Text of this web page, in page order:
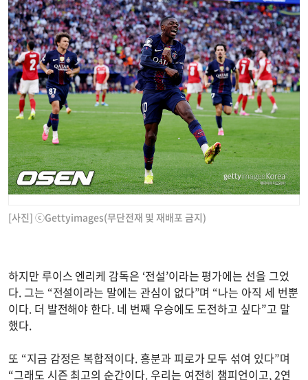
[사진] ⓒGettyimages(무단전재 및 재배포 금지)
하지만 루이스 엔리케 감독은 ‘전설’이라는 평가에는 선을 그었
다. 그는 “전설이라는 말에는 관심이 없다”며 “나는 아직 세 번뿐
이다. 더 발전해야 한다. 네 번째 우승에도 도전하고 싶다”고 말
했다.
또 “지금 감정은 복합적이다. 흥분과 피로가 모두 섞여 있다”며
“그래도 시즌 최고의 순간이다. 우리는 여전히 챔피언이고, 2연